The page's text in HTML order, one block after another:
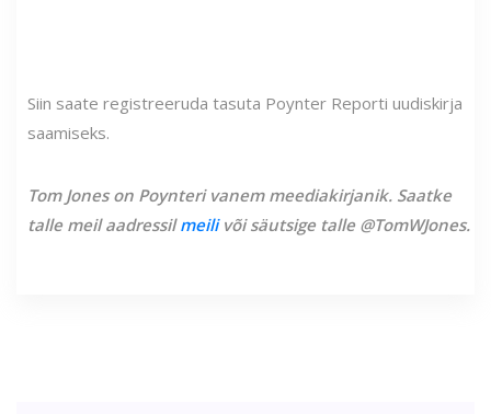
Siin saate registreeruda tasuta Poynter Reporti uudiskirja
saamiseks.
Tom Jones on Poynteri vanem meediakirjanik. Saatke
talle meil aadressilmeilivõi säutsige talle @TomWJones.